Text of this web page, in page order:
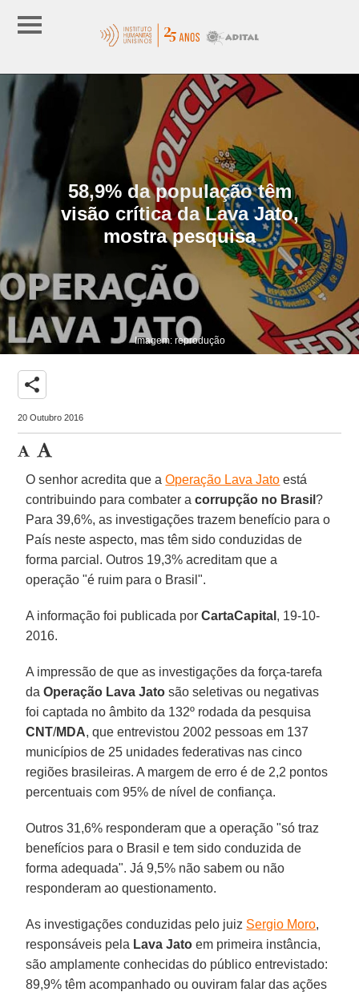
58,9% da população têm
visão crítica da Lava Jato,
mostra pesquisa
Imagem: reprodução
share
20 Outubro 2016
O senhor acredita que aOperação Lava Jato está
contribuindo para combater acorrupção no Brasil?
Para 39,6%, as investigações trazem benefício para o
País neste aspecto, mas têm sido conduzidas de
forma parcial. Outros 19,3% acreditam que a
operação "é ruim para o Brasil".
A informação foi publicada por CartaCapital , 19-10-
2016.
A impressão de que as investigações da força-tarefa
daOperação Lava Jato são seletivas ou negativas
foi captada no âmbito da 132º rodada da pesquisa
CNT/MDA, que entrevistou 2002 pessoas em 137
municípios de 25 unidades federativas nas cinco
regiões brasileiras. A margem de erro é de 2,2 pontos
percentuais com 95% de nível de confiança.
Outros 31,6% responderam que a operação "só traz
benefícios para o Brasil e tem sido conduzida de
forma adequada". Já 9,5% não sabem ou não
responderam ao questionamento.
As investigações conduzidas pelo juiz Sergio Moro,
responsáveis pela Lava Jato em primeira instância,
são amplamente conhecidas do público entrevistado:
89,9% têm acompanhado ou ouviram falar das ações